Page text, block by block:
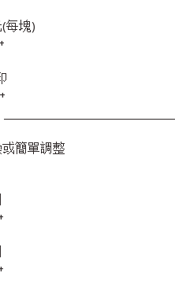
每塊)
簡單調整